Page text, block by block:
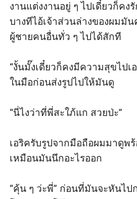
งานแต่งงานอยู่ ๆ ไปเดี๋ยวก็คง
บางทีไอ้เจ้าส่วนล่างของผมมัน
ผู้ชายคนอื่นทั่ว ๆ ไปได้สักที
“งั้นมั๊งเดี๋ยวก็คงมีความสุขไปเ
ในมือก่อนส่งรูปไปให้มันดู
“นี่ไงว่าที่พี่สะใภ้แก สวยป่ะ”
เอริครับรูปจากมือถือผมมาดูพ
เหมือนมันนึกอะไรออก
“คุ้น ๆ ว่ะพี่” ก่อนที่มันจะหันไป